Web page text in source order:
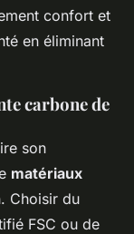
confort et
en éliminant
carbone de
son
matériaux
Choisir du
FSC ou de